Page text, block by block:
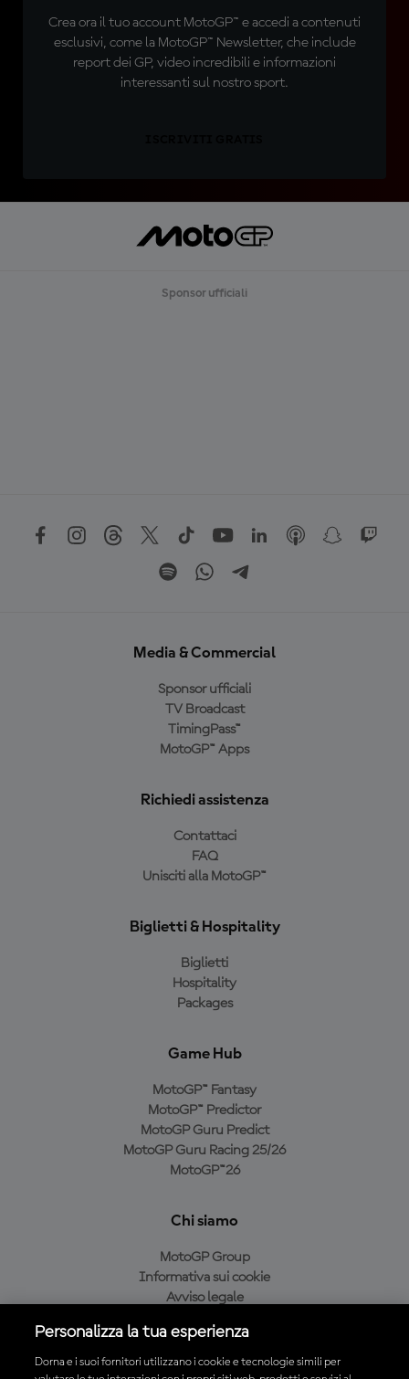
Crea ora il tuo account MotoGP™ e accedi a contenuti
esclusivi, come la MotoGP™ Newsletter, che include
report dei GP, video incredibili e informazioni
interessanti sul nostro sport.
Sponsor ufficiali
Media & Commercial
Sponsor ufficiali
TV Broadcast
TimingPass™
MotoGP™ Apps
Richiedi assistenza
Contattaci
FAQ
Unisciti alla MotoGP™
Biglietti & Hospitality
Biglietti
Hospitality
Packages
Game Hub
MotoGP™ Fantasy
MotoGP™ Predictor
MotoGP Guru Predict
MotoGP Guru Racing 25/26
MotoGP™26
Chi siamo
MotoGP Group
Informativa sui cookie
Avviso legale
Condizioni di acquisto
Personalizza la tua esperienza
Dorna e i suoi fornitori utilizzano i cookie e tecnologie simili per